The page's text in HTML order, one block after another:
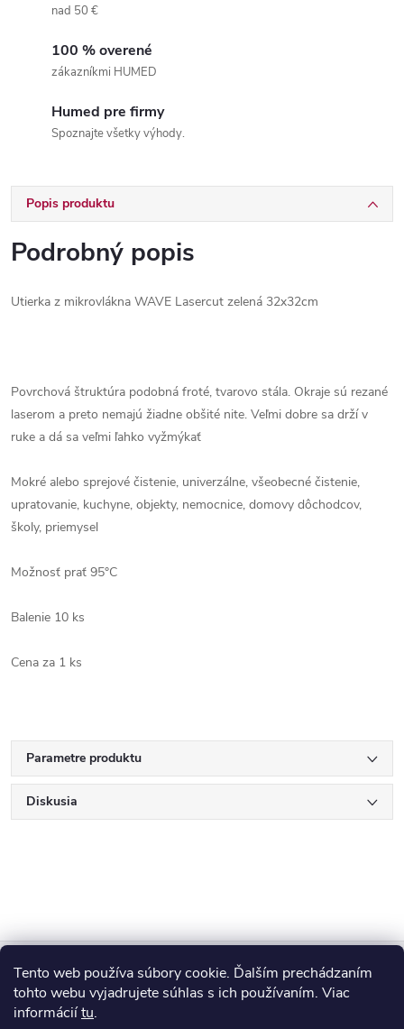
Tento web používa súbory cookie. Ďalším prechádzaním
tohto webu vyjadrujete súhlas s ich používaním. Viac
informáciítu.
nad 50 €
100 % overené
zákazníkmi HUMED
Humed pre firmy
Spoznajte všetky výhody.
Popis produktu
Podrobný popis
Utierka z mikrovlákna WAVE Lasercut zelená 32x32cm
Povrchová štruktúra podobná froté, tvarovo stála. Okraje sú rezané
laserom a preto nemajú žiadne obšité nite. Veľmi dobre sa drží v
ruke a dá sa veľmi ľahko vyžmýkať
Mokré alebo sprejové čistenie, univerzálne, všeobecné čistenie,
upratovanie, kuchyne, objekty, nemocnice, domovy dôchodcov,
školy, priemysel
Možnosť prať 95°C
Balenie 10 ks
Cena za 1 ks
Parametre produktu
Diskusia
Z
áBlog